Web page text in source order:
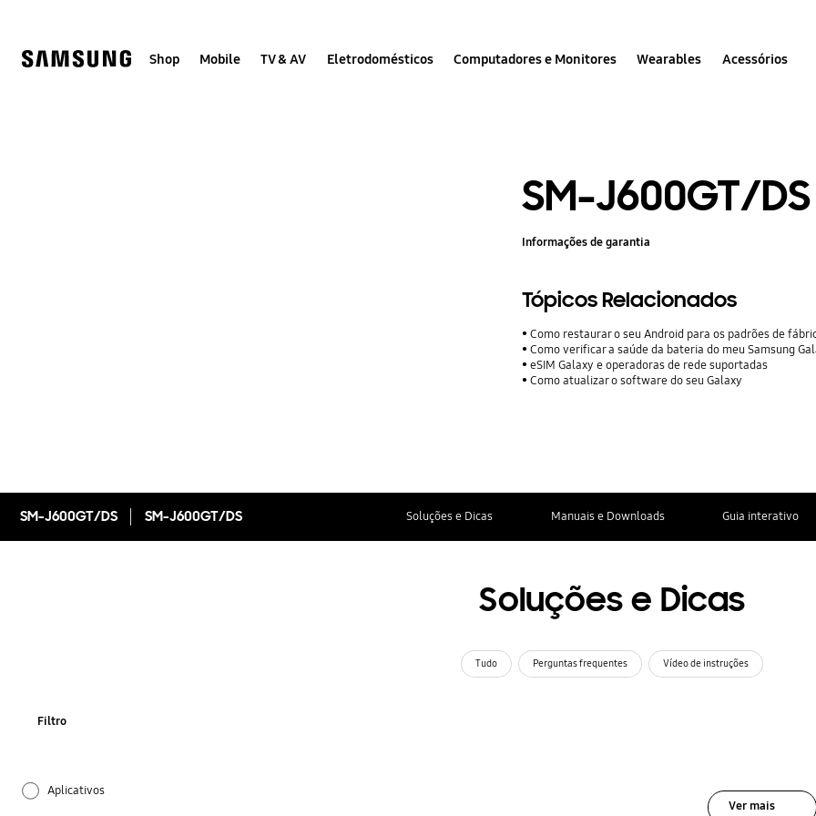
Shop Mobile TV & AV Eletrodomésticos Computadores e Monitores Wearables Acessórios
SM-J600GT/DS
Informações de garantia
Tópicos Relacionados
Como restaurar o seu Android para os padrões de
Como verificar a saúde da bateria do meu Samsung
eSIM Galaxy e operadoras de rede suportadas
Como atualizar o software do seu Galaxy
SM-J600GT/DS SM-J600GT/DS Soluções e Dicas Manuais e Downloads Guia interativo
Soluções e Dicas
Tudo Perguntas frequentes Vídeo de instruções
Filtro
Aplicativos
Ver mais